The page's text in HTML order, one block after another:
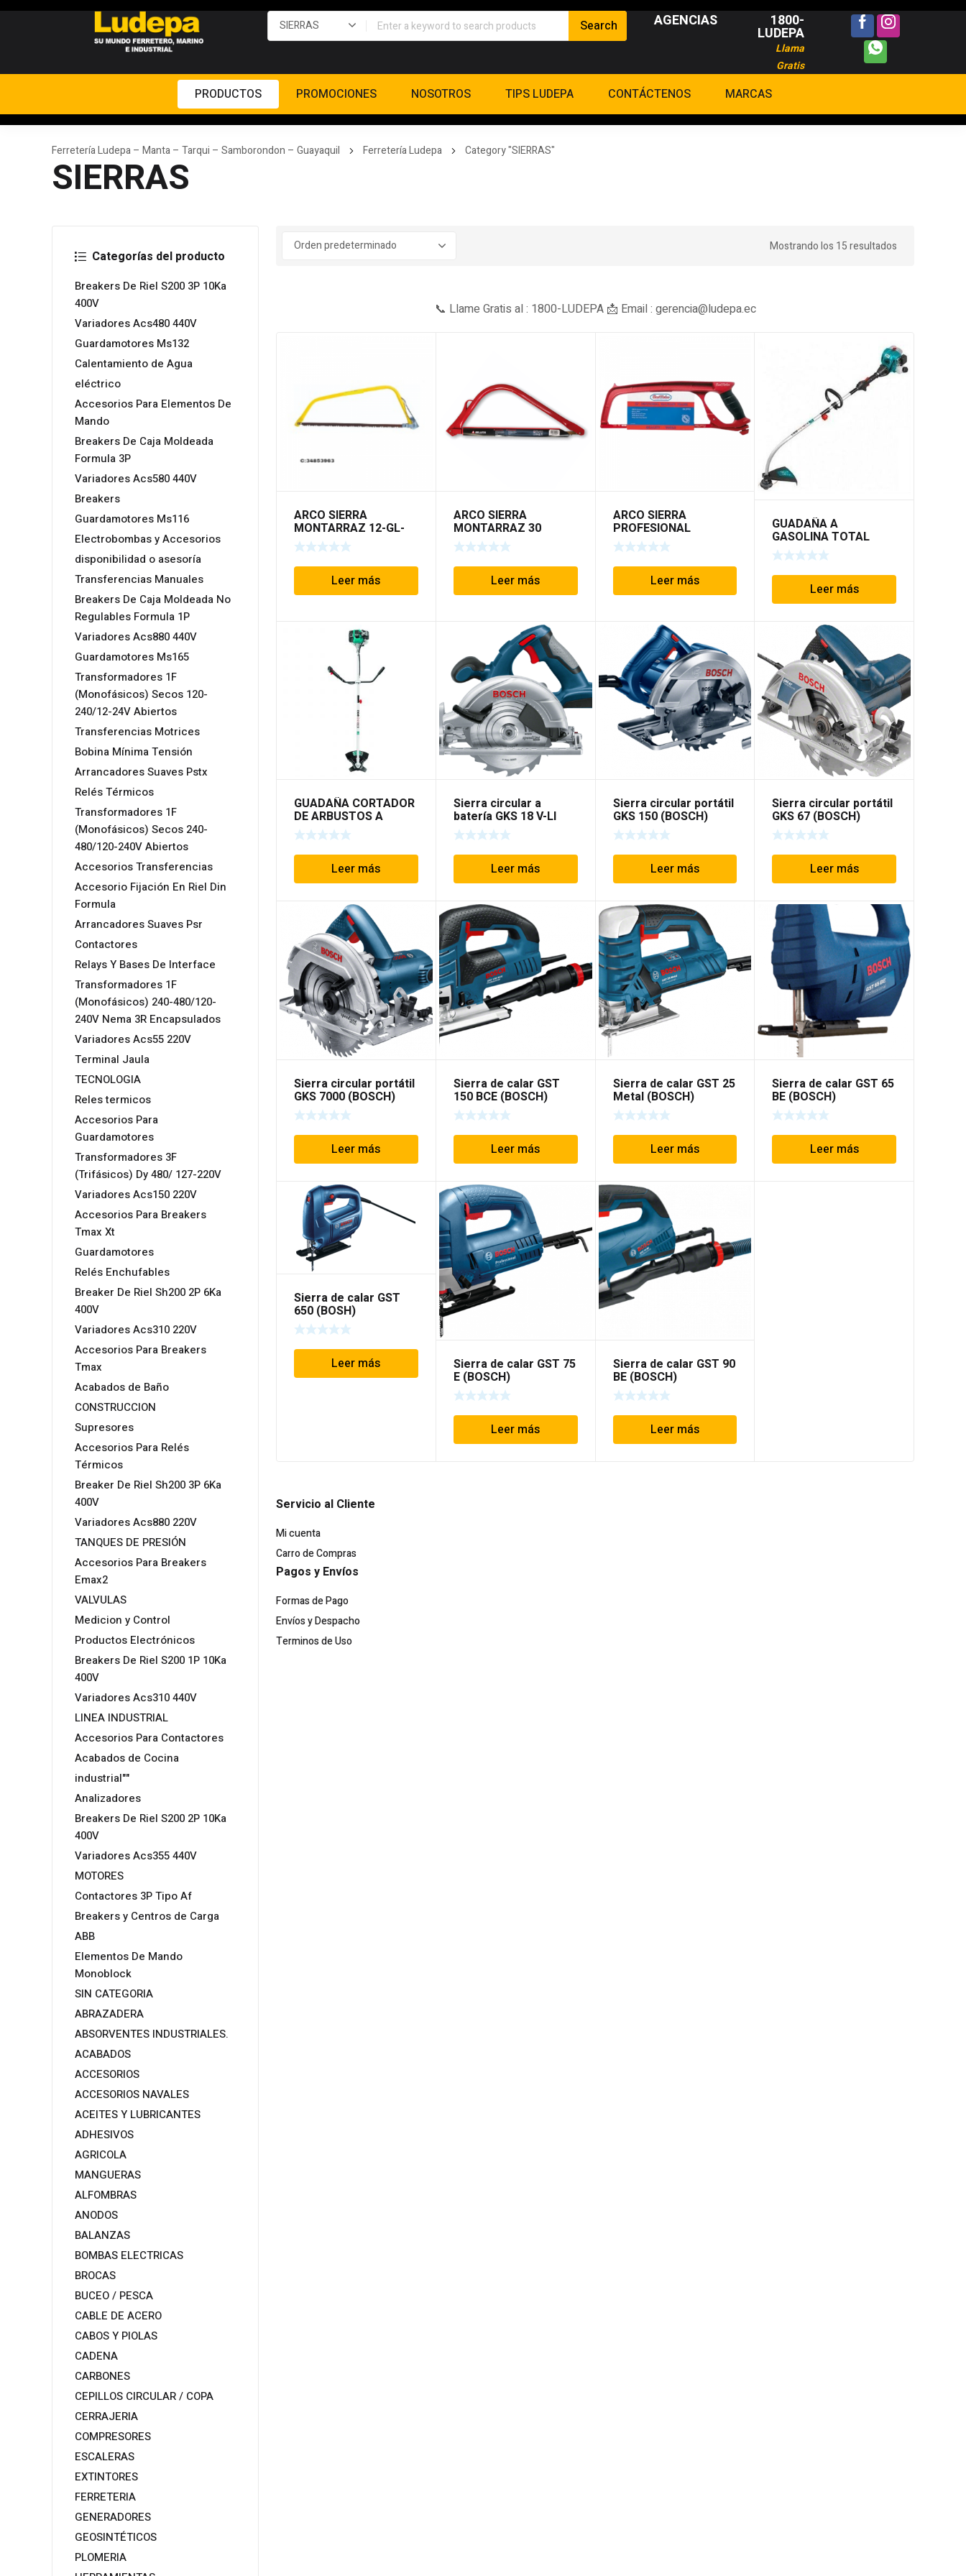
AGENCIAS 1800-
LUDEPA
Llama
Gratis
PRODUCTOS PROMOCIONES NOSOTROS TIPS LUDEPA CONTÁCTENOS MARCAS
Ferretería Ludepa – Manta – Tarqui – Samborondon – Guayaquil Ferretería Ludepa Category "SIERRAS"
SIERRAS
Categorías del producto
Breakers De Riel S200 3P 10Ka
400V
Variadores Acs480 440V
Guardamotores Ms132
Calentamiento de Agua
eléctrico
Accesorios Para Elementos De
Mando
Breakers De Caja Moldeada
Formula 3P
Variadores Acs580 440V
Breakers
Guardamotores Ms116
Electrobombas y Accesorios
disponibilidad o asesoría
Transferencias Manuales
Breakers De Caja Moldeada No
Regulables Formula 1P
Variadores Acs880 440V
Guardamotores Ms165
Transformadores 1F
(Monofásicos) Secos 120-
240/12-24V Abiertos
Transferencias Motrices
Bobina Mínima Tensión
Arrancadores Suaves Pstx
Relés Térmicos
Transformadores 1F
(Monofásicos) Secos 240-
480/120-240V Abiertos
Accesorios Transferencias
Accesorio Fijación En Riel Din
Formula
Arrancadores Suaves Psr
Contactores
Relays Y Bases De Interface
Transformadores 1F
(Monofásicos) 240-480/120-
240V Nema 3R Encapsulados
Variadores Acs55 220V
Terminal Jaula
TECNOLOGIA
Reles termicos
Accesorios Para
Guardamotores
Transformadores 3F
(Trifásicos) Dy 480/ 127-220V
Variadores Acs150 220V
Accesorios Para Breakers
Tmax Xt
Guardamotores
Relés Enchufables
Breaker De Riel Sh200 2P 6Ka
400V
Variadores Acs310 220V
Accesorios Para Breakers
Tmax
Acabados de Baño
CONSTRUCCION
Supresores
Accesorios Para Relés
Térmicos
Breaker De Riel Sh200 3P 6Ka
400V
Variadores Acs880 220V
TANQUES DE PRESIÓN
Accesorios Para Breakers
Emax2
VALVULAS
Medicion y Control
Productos Electrónicos
Breakers De Riel S200 1P 10Ka
400V
Variadores Acs310 440V
LINEA INDUSTRIAL
Accesorios Para Contactores
Acabados de Cocina
industrial""
Analizadores
Breakers De Riel S200 2P 10Ka
400V
Variadores Acs355 440V
MOTORES
Contactores 3P Tipo Af
Breakers y Centros de Carga
ABB
Elementos De Mando
Monoblock
SIN CATEGORIA
ABRAZADERA
ABSORVENTES INDUSTRIALES.
ACABADOS
ACCESORIOS
ACCESORIOS NAVALES
ACEITES Y LUBRICANTES
ADHESIVOS
AGRICOLA
MANGUERAS
ALFOMBRAS
ANODOS
BALANZAS
BOMBAS ELECTRICAS
BROCAS
BUCEO / PESCA
CABLE DE ACERO
CABOS Y PIOLAS
CADENA
CARBONES
CEPILLOS CIRCULAR / COPA
CERRAJERIA
COMPRESORES
ESCALERAS
EXTINTORES
FERRETERIA
GENERADORES
GEOSINTÉTICOS
PLOMERIA
Mostrando los 15 resultados
📞 Llame Gratis al : 1800-LUDEPA 📩 Email : gerencia@ludepa.ec
ARCO SIERRA
MONTARRAZ 12-GL-
190
Leer más
ARCO SIERRA
MONTARRAZ 30
BELLOTA
Leer más
ARCO SIERRA
PROFESIONAL
H420703 BEST VALUE
Leer más
GUADAÑA A
GASOLINA TOTAL
Leer más
GUADAÑA CORTADOR
DE ARBUSTOS A
GASOLINA TOTAL
Leer más
Sierra circular a
batería GKS 18 V-LI
(BOSCH)
Leer más
Sierra circular portátil
GKS 150 (BOSCH)
Leer más
Sierra circular portátil
GKS 67 (BOSCH)
Leer más
Sierra circular portátil
GKS 7000 (BOSCH)
Leer más
Sierra de calar GST
150 BCE (BOSCH)
Leer más
Sierra de calar GST 25
Metal (BOSCH)
Leer más
Sierra de calar GST 65
BE (BOSCH)
Leer más
Sierra de calar GST
650 (BOSH)
Leer más Sierra de calar GST 75
E (BOSCH)
Leer más
Sierra de calar GST 90
BE (BOSCH)
Leer más
Servicio al Cliente
Mi cuenta
Carro de Compras
Pagos y Envíos
Formas de Pago
Envíos y Despacho
Terminos de Uso